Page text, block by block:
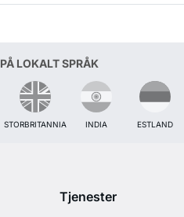
LOKALT SPRÅK
STORBRITANNIA INDIA ESTLAND
Tjenester